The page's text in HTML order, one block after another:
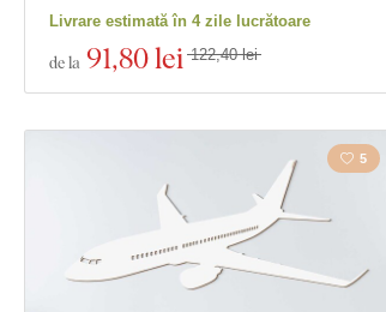
Adâncime
Livrare estimată în 4 zile lucrătoare
de la 91,80 lei 122,40 lei
5